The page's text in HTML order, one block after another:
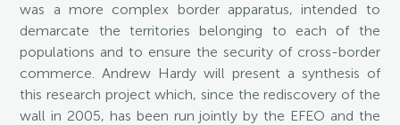
was a more complex border apparatus, intended to
demarcate the territories belonging to each of the
populations and to ensure the security of cross-border
commerce. Andrew Hardy will present a synthesis of
this research project which, since the rediscovery of the
wall in 2005, has been run jointly by the EFEO and the